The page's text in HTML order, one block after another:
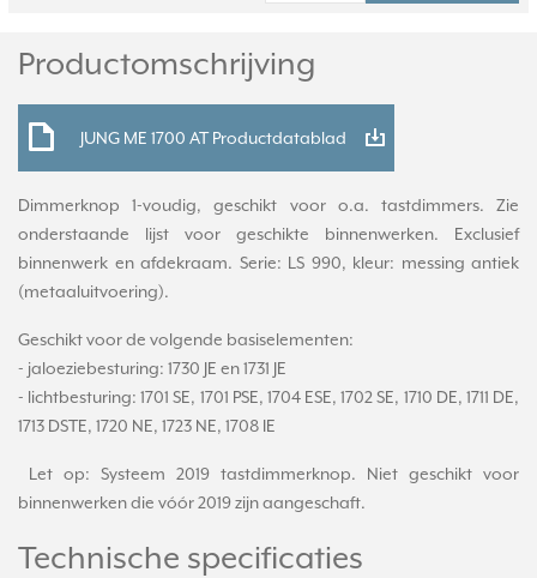
Productomschrijving
JUNG ME 1700 AT Productdatablad
Dimmerknop 1-voudig, geschikt voor o.a. tastdimmers. Zie
onderstaande lijst voor geschikte binnenwerken. Exclusief
binnenwerk en afdekraam. Serie: LS 990, kleur: messing antiek
(metaaluitvoering).
Geschikt voor de volgende basiselementen:
- jaloeziebesturing: 1730 JE en 1731 JE
- lichtbesturing: 1701 SE, 1701 PSE, 1704 ESE, 1702 SE, 1710 DE, 1711 DE,
1713 DSTE, 1720 NE, 1723 NE, 1708 IE
Let op: Systeem 2019 tastdimmerknop. Niet geschikt voor
binnenwerken die vóór 2019 zijn aangeschaft.
Technische specificaties